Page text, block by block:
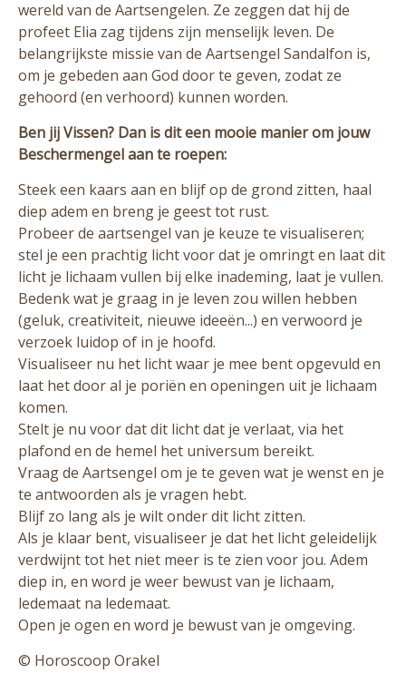
wereld van de Aartsengelen. Ze zeggen dat hij de
profeet Elia zag tijdens zijn menselijk leven. De
belangrijkste missie van de Aartsengel Sandalfon is,
om je gebeden aan God door te geven, zodat ze
gehoord (en verhoord) kunnen worden.
Ben jij Vissen? Dan is dit een mooie manier om jouw
Beschermengel aan te roepen:
Steek een kaars aan en blijf op de grond zitten, haal
diep adem en breng je geest tot rust.
Probeer de aartsengel van je keuze te visualiseren;
stel je een prachtig licht voor dat je omringt en laat dit
licht je lichaam vullen bij elke inademing, laat je vullen.
Bedenk wat je graag in je leven zou willen hebben
(geluk, creativiteit, nieuwe ideeën...) en verwoord je
verzoek luidop of in je hoofd.
Visualiseer nu het licht waar je mee bent opgevuld en
laat het door al je poriën en openingen uit je lichaam
komen.
Stelt je nu voor dat dit licht dat je verlaat, via het
plafond en de hemel het universum bereikt.
Vraag de Aartsengel om je te geven wat je wenst en je
te antwoorden als je vragen hebt.
Blijf zo lang als je wilt onder dit licht zitten.
Als je klaar bent, visualiseer je dat het licht geleidelijk
verdwijnt tot het niet meer is te zien voor jou. Adem
diep in, en word je weer bewust van je lichaam,
ledemaat na ledemaat.
Open je ogen en word je bewust van je omgeving.
© Horoscoop Orakel